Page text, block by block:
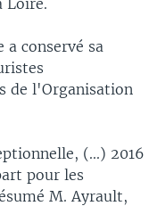
a conservé sa
de l'Organisation
(...) 2016
pour les
M. Ayrault,